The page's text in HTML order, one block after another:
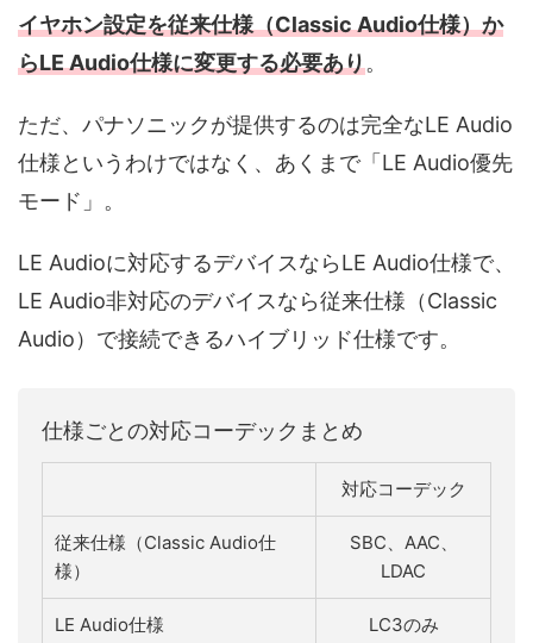
イヤホン設定を従来仕様（Classic Audio仕様）か
らLE Audio仕様に変更する必要あり。
ただ、パナソニックが提供するのは完全なLE Audio
仕様というわけではなく、あくまで「LE Audio優先
モード」。
LE Audioに対応するデバイスならLE Audio仕様で、
LE Audio非対応のデバイスなら従来仕様（Classic
Audio）で接続できるハイブリッド仕様です。
仕様ごとの対応コーデックまとめ
対応コーデック
従来仕様（Classic Audio仕
様）
SBC、AAC、
LDAC
LE Audio仕様 LC3のみ